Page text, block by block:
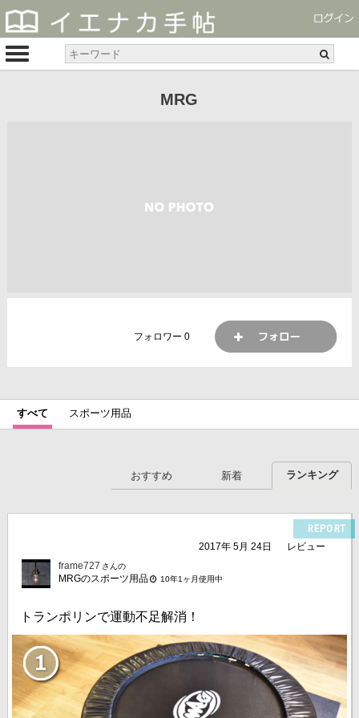
MRG
フォロワー0
すべて スポーツ用品
おすすめ 新着 ランキング
REPORT
2017年 5月 24日
レビュー
frame727 さんの
MRGのスポーツ用品 10年1ヶ月使用中
トランポリンで運動不足解消！